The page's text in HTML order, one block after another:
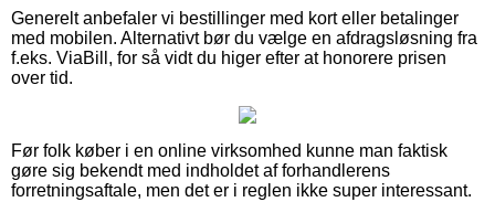
Generelt anbefaler vi bestillinger med kort eller betalinger
med mobilen. Alternativt bør du vælge en afdragsløsning fra
f.eks. ViaBill, for så vidt du higer efter at honorere prisen
over tid.
Før folk køber i en online virksomhed kunne man faktisk
gøre sig bekendt med indholdet af forhandlerens
forretningsaftale, men det er i reglen ikke super interessant.